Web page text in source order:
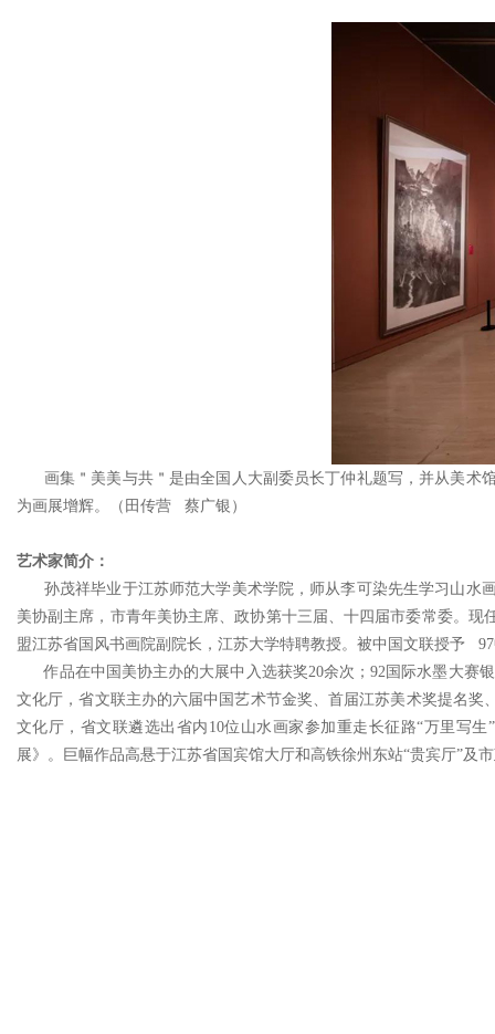
画集＂美美与共＂是由全国人大副委员长丁仲礼题写，并从美术
为画展增辉。（田传营 蔡广银）
艺术家简介：
孙茂祥毕业于江苏师范大学美术学院，师从李可染先生学习山水
美协副主席，市青年美协主席、政协第十三届、十四届市委常委。
盟江苏省国风书画院副院长，江苏大学特聘教授。被中国文联授予
作品在中国美协主办的大展中入选获奖20余次；92国际水墨大赛
文化厅，省文联主办的六届中国艺术节金奖、首届江苏美术奖提名奖
文化厅，省文联遴选出省内10位山水画家参加重走长征路“万里写
展》。巨幅作品高悬于江苏省国宾馆大厅和高铁徐州东站“贵宾厅”及